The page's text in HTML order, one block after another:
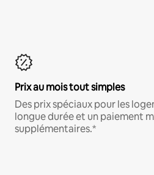
Prix au mois tout simples
Des prix spéciaux pour les
longue durée et un paiement
supplémentaires.*